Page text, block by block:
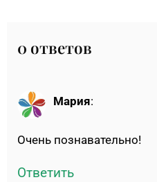
0 ответов
Мария:
Очень познавательно!
Ответить